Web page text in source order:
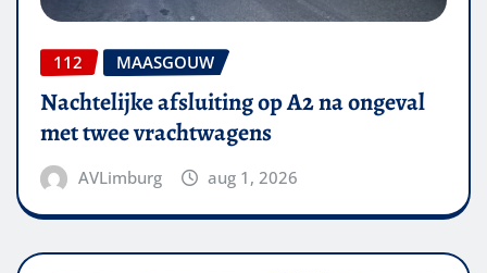
112 MAASGOUW
Nachtelijke afsluiting op A2 na ongeval
met twee vrachtwagens
AVLimburg aug 1, 2026